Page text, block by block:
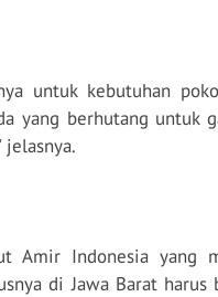
untuk kebutuhan
yang berhutang untuk
jelasnya.
Amir Indonesia yang
di Jawa Barat